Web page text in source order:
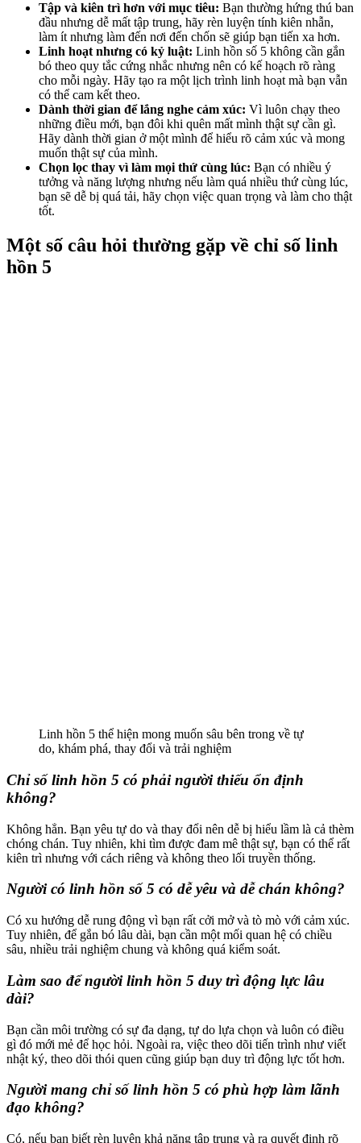
Tập và kiên trì hơn với mục tiêu: Bạn thường hứng thú ban
đầu nhưng dễ mất tập trung, hãy rèn luyện tính kiên nhẫn,
làm ít nhưng làm đến nơi đến chốn sẽ giúp bạn tiến xa hơn.
Linh hoạt nhưng có kỷ luật: Linh hồn số 5 không cần gắn
bó theo quy tắc cứng nhắc nhưng nên có kế hoạch rõ ràng
cho mỗi ngày. Hãy tạo ra một lịch trình linh hoạt mà bạn vẫn
có thể cam kết theo.
Dành thời gian để lắng nghe cảm xúc: Vì luôn chạy theo
những điều mới, bạn đôi khi quên mất mình thật sự cần gì.
Hãy dành thời gian ở một mình để hiểu rõ cảm xúc và mong
muốn thật sự của mình.
Chọn lọc thay vì làm mọi thứ cùng lúc: Bạn có nhiều ý
tưởng và năng lượng nhưng nếu làm quá nhiều thứ cùng lúc,
bạn sẽ dễ bị quá tải, hãy chọn việc quan trọng và làm cho thật
tốt.
Một số câu hỏi thường gặp về chỉ số linh
hồn 5
Linh hồn 5 thể hiện mong muốn sâu bên trong về tự
do, khám phá, thay đổi và trải nghiệm
Chỉ số linh hồn 5 có phải người thiếu ổn định
không?
Không hẳn. Bạn yêu tự do và thay đổi nên dễ bị hiểu lầm là cả thèm
chóng chán. Tuy nhiên, khi tìm được đam mê thật sự, bạn có thể rất
kiên trì nhưng với cách riêng và không theo lối truyền thống.
Người có linh hồn số 5 có dễ yêu và dễ chán không?
Có xu hướng dễ rung động vì bạn rất cởi mở và tò mò với cảm xúc.
Tuy nhiên, để gắn bó lâu dài, bạn cần một mối quan hệ có chiều
sâu, nhiều trải nghiệm chung và không quá kiểm soát.
Làm sao để người linh hồn 5 duy trì động lực lâu
dài?
Bạn cần môi trường có sự đa dạng, tự do lựa chọn và luôn có điều
gì đó mới mẻ để học hỏi. Ngoài ra, việc theo dõi tiến trình như viết
nhật ký, theo dõi thói quen cũng giúp bạn duy trì động lực tốt hơn.
Người mang chỉ số linh hồn 5 có phù hợp làm lãnh
đạo không?
Có, nếu bạn biết rèn luyện khả năng tập trung và ra quyết định rõ